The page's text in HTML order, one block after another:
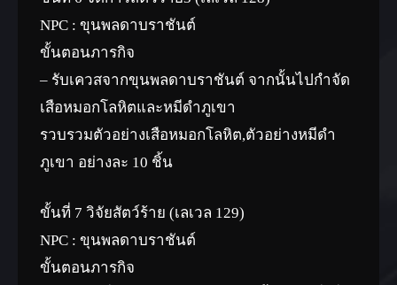
NPC : ขุนพลดาบราชันต์
ขั้นตอนภารกิจ
– รับเควสจากขุนพลดาบราชันต์ จากนั้นไปกำจัด
เสือหมอกโลหิตและหมีดำภูเขา
รวบรวมตัวอย่างเสือหมอกโลหิต,ตัวอย่างหมีดำ
ภูเขา อย่างละ 10 ชิ้น
ขั้นที่ 7 วิจัยสัตว์ร้าย (เลเวล 129)
NPC : ขุนพลดาบราชันต์
ขั้นตอนภารกิจ